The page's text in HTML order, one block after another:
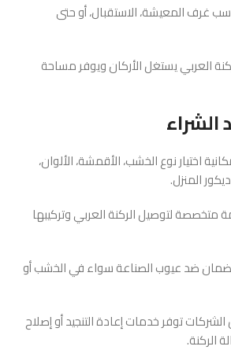
غرف المعيشة، الاستقبال، أو حتى
العربي يستغل الأركان ويوفر مساحة
اختيار نوع الخشب، الأقمشة، الألوان،
المنزل.
متخصصة لتوصيل الركنة العربي وتركيبها
بضمان ضد عيوب الصناعة سواء في الخشب أو
توفر خدمات إعادة التنجيد أو إصلاح
الركنة.